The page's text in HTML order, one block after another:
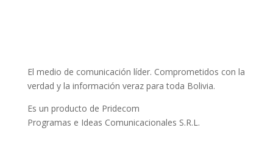
El medio de comunicación líder. Comprometidos con la
verdad y la información veraz para toda Bolivia.
Es un producto de Pridecom
Programas e Ideas Comunicacionales S.R.L.